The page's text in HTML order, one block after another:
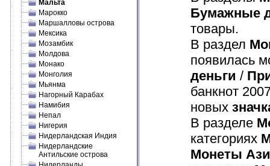
Мальта
Марокко
Маршалловы острова
Мексика
Мозамбик
Молдова
Монако
Монголия
Мьянма
Нагорный Карабах
Намибия
Непал
Нигерия
Нидерландская Индия
Нидерландские
Антильские острова
Бумажные
товары.
В раздел
появилась
деньги /
банкнот
новых
В разделе
категориях
Монеты